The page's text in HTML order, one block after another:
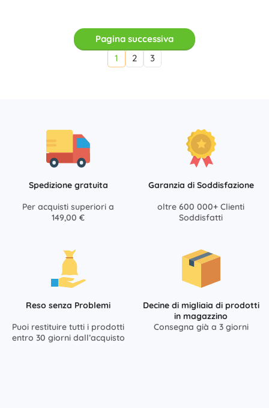
Pagina successiva
1
2 3
Spedizione gratuita
Per acquisti superiori a
149,00 €
Garanzia di Soddisfazione
oltre 600 000+ Clienti
Soddisfatti
Reso senza Problemi
Puoi restituire tutti i prodotti
entro 30 giorni dall’acquisto
Decine di migliaia di prodotti
in magazzino
Consegna già a 3 giorni